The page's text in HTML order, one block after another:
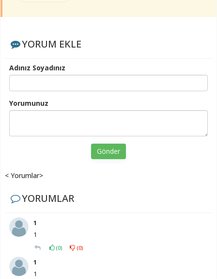
YORUM EKLE
Adınız Soyadınız
Yorumunuz
Gönder
< Yorumlar>
YORUMLAR
1
1
(0) (0)
1
1